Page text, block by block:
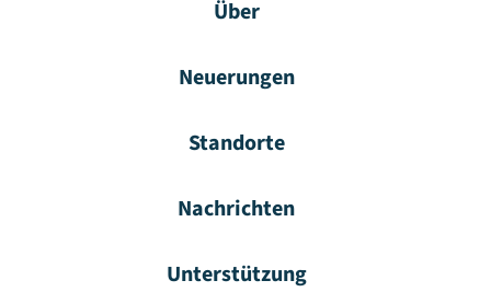
Über
Neuerungen
Standorte
Nachrichten
Unterstützung